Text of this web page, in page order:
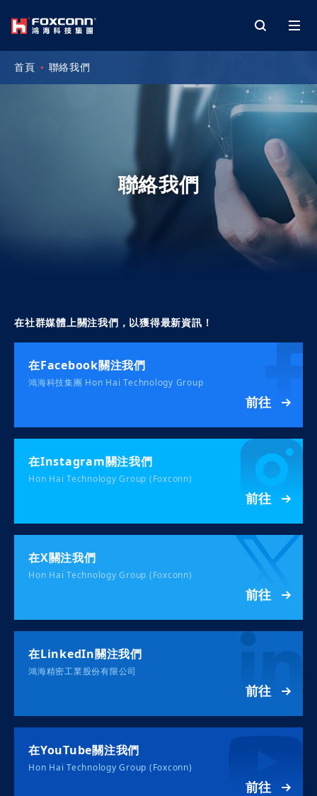
聯絡我們
首頁 聯絡我們
在社群媒體上關注我們，以獲得最新資訊！
在Facebook關注我們
鴻海科技集團 Hon Hai Technology Group
前往
在Instagram關注我們
Hon Hai Technology Group (Foxconn)
前往
在X關注我們
Hon Hai Technology Group (Foxconn)
前往
在LinkedIn關注我們
鴻海精密工業股份有限公司
前往
在YouTube關注我們
Hon Hai Technology Group (Foxconn)
前往